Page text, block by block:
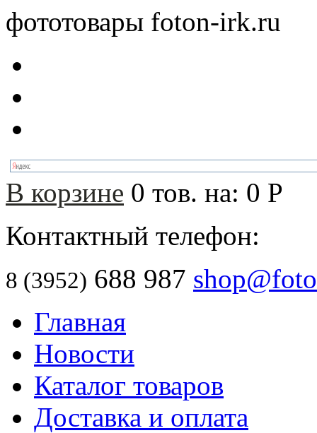
фототовары foton-irk.ru
В корзине 0 тов. на: 0 Р
Контактный телефон:
8 (3952) 688 987
Главная
Новости
Каталог товаров
Доставка и оплата